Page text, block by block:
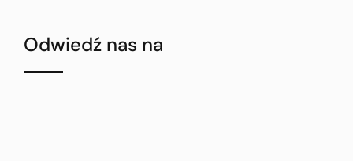
Odwiedź nas na